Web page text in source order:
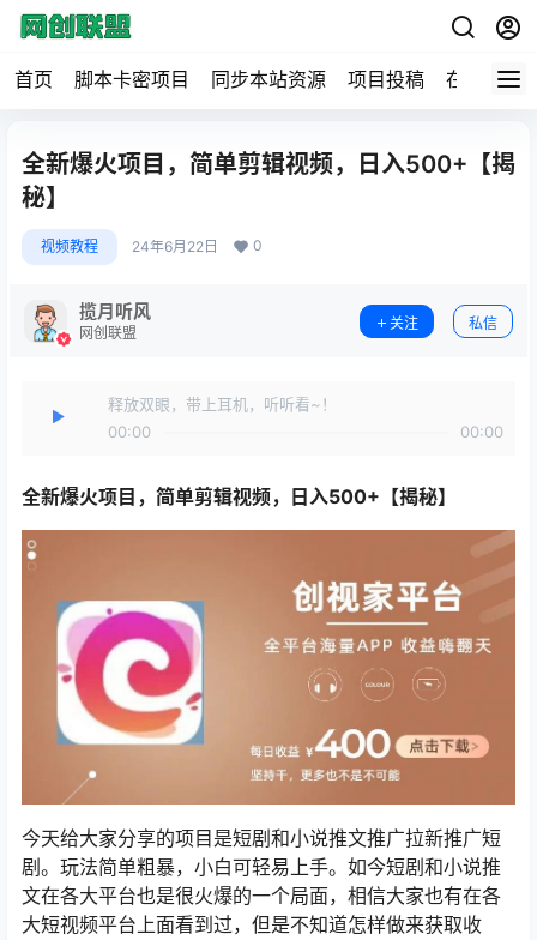
首页 脚本卡密项目 同步本站资源 项目投稿 在线工具
全新爆火项目，简单剪辑视频，日入500+【揭
秘】
视频教程 24年6月22日 0
揽月听风
网创联盟
关注 私信
释放双眼，带上耳机，听听看~！
00:00
00:00
全新爆火项目 ，简单剪辑视频，日入500+【揭秘】
今天给大家分享的项目是短剧和小说推文推广拉新推广短
剧。玩法简单粗暴，小白可轻易上手。如今短剧和小说推
文在各大平台也是很火爆的一个局面，相信大家也有在各
大短视频平台上面看到过，但是不知道怎样做来获取收